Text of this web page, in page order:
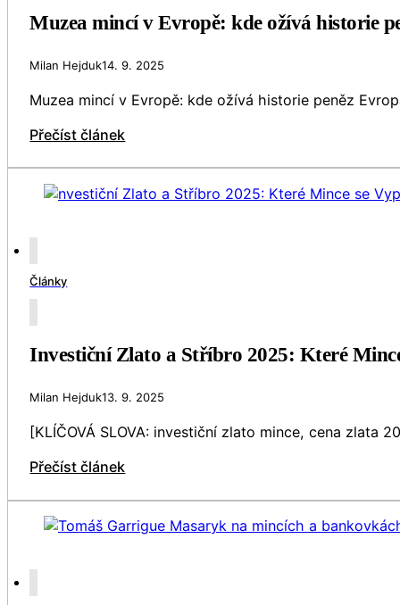
Muzea mincí v Evropě: kde ožívá historie
Milan Hejduk14. 9. 2025
Muzea mincí v Evropě: kde ožívá historie peněz
Přečíst článek
Články
Investiční Zlato a Stříbro 2025: Které
Milan Hejduk13. 9. 2025
[KLÍČOVÁ SLOVA: investiční zlato mince, cena
Přečíst článek